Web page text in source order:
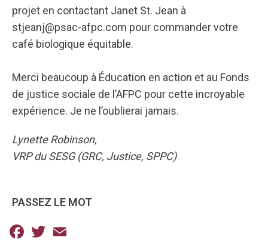
projet en contactant Janet St. Jean à
stjeanj@psac-afpc.com pour commander votre
café biologique équitable.
Merci beaucoup à Éducation en action et au Fonds
de justice sociale de l’AFPC pour cette incroyable
expérience. Je ne l’oublierai jamais.
Lynette Robinson,
VRP du SESG (GRC, Justice, SPPC)
PASSEZ LE MOT
Facebook
Twitter